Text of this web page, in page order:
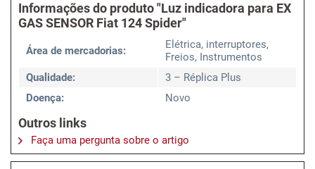
Informações do produto "Luz indicadora para EX
GAS SENSOR Fiat 124 Spider"
Área de mercadorias:
Elétrica, interruptores,
Freios, Instrumentos
Qualidade:
3 – Réplica Plus
Doença:
Novo
Outros links
Faça uma pergunta sobre o artigo